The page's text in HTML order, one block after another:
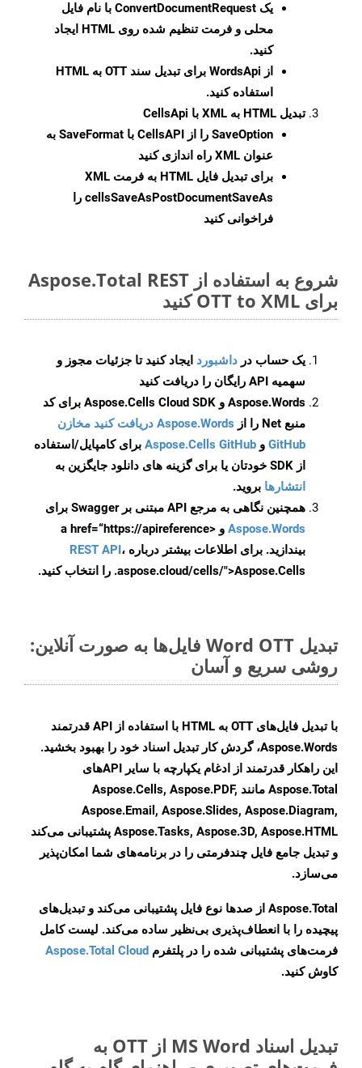
یک ConvertDocumentRequest با نام فایل
محلی و فرمت تنظیم شده روی HTML ایجاد
کنید.
از WordsApi برای تبدیل سند OTT به HTML
استفاده کنید.
تبدیل HTML به XML با CellsApi
SaveOption
را از CellsAPI با SaveFormat به
عنوان XML راه اندازی کنید
برای تبدیل فایل HTML به فرمت
XML
cellsSaveAsPostDocumentSaveAs را
فراخوانی کنید
شروع به استفاده از Aspose.Total REST
برای OTT to XML کنید
یک حساب در داشبورد ایجاد کنید تا جزئیات مجوز و
سهمیه API رایگان را دریافت کنید
Aspose.Words و Aspose.Cells Cloud SDK برای کد
منبع Net را از
Aspose.Words دریافت کنید مخازن
GitHub و Aspose.Cells GitHub برای کامپایل/استفاده
از SDK خودتان یا برای گزینه های دانلود جایگزین به
انتشارها بروید.
همچنین نگاهی به مرجع API مبتنی بر Swagger برای
Aspose.Words
و <a href=“https://apireference
بیندازید. برای اطلاعات بیشتر درباره REST API،
.aspose.cloud/cells/">Aspose.Cells را انتخاب کنید.
تبدیل Word OTT فایل‌ها به صورت آنلاین:
روشی سریع و آسان
با تبدیل فایل‌های OTT به HTML با استفاده از API قدرتمند
Aspose.Words، گردش کار تبدیل اسناد خود را بهبود بخشید.
این راهکار قدرتمند از ادغام یکپارچه با سایر APIهای
Aspose.Total مانند Aspose.Cells, Aspose.PDF,
Aspose.Email, Aspose.Slides, Aspose.Diagram,
Aspose.Tasks, Aspose.3D, Aspose.HTML پشتیبانی می‌کند
و تبدیل جامع فایل چندفرمتی را در برنامه‌های شما امکان‌پذیر
می‌سازد.
Aspose.Total از صدها نوع فایل پشتیبانی می‌کند و تبدیل‌های
پیچیده را با انعطاف‌پذیری بی‌نظیر ساده می‌کند. لیست کامل
فرمت‌های پشتیبانی شده را در پلتفرم Aspose.Total Cloud
کاوش کنید.
تبدیل اسناد MS Word از OTT به